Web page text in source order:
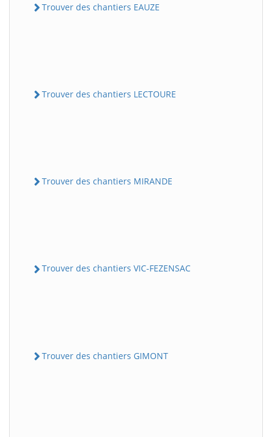
Trouver des chantiers EAUZE
Trouver des chantiers LECTOURE
Trouver des chantiers MIRANDE
Trouver des chantiers VIC-FEZENSAC
Trouver des chantiers GIMONT